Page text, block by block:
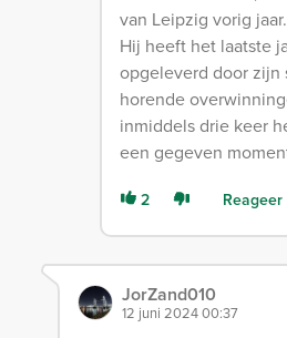
van Leipzig vorig jaar.
Hij heeft het laatste
opgeleverd door zijn
horende
inmiddels drie keer
een gegeven
2 Reageer
JorZand010
12 juni 2024 00:37